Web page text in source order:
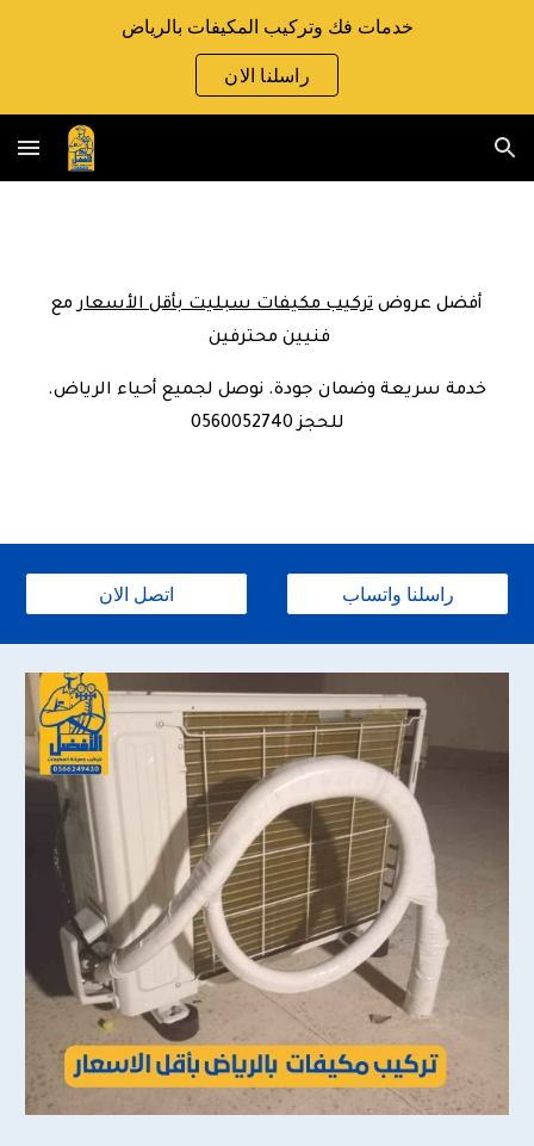
Skip to main content
خدمات فك وتركيب المكيفات بالرياض
راسلنا الان
أفضل عروض تركيب مكيفات سبليت بأقل الأسعارمع
فنيين محترفين
خدمة سريعة وضمان جودة. نوصل لجميع أحياء الرياض.
للحجز 0560052740
اتصل الان راسلنا واتساب